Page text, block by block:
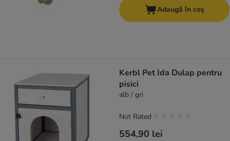
Adaugă în coș
Kerbl Pet Ida Dulap pentru
pisici
alb / gri
554,90 lei
Not Rated